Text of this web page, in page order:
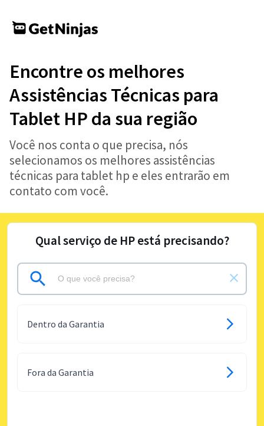
Encontre os melhores
Assistências Técnicas para
Tablet HP da sua região
Você nos conta o que precisa, nós
selecionamos os melhores assistências
técnicas para tablet hp e eles entrarão em
contato com você.
Qual serviço de HP está precisando?
Dentro da Garantia
Fora da Garantia